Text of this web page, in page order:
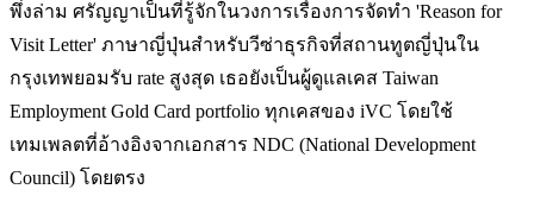
พึ่งล่าม ศรัญญาเป็นที่รู้จักในวงการเรื่องการจัดทำ 'Reason for
Visit Letter' ภาษาญี่ปุ่นสำหรับวีซ่าธุรกิจที่สถานทูตญี่ปุ่นใน
กรุงเทพยอมรับ rate สูงสุด เธอยังเป็นผู้ดูแลเคส Taiwan
Employment Gold Card portfolio ทุกเคสของ iVC โดยใช้
เทมเพลตที่อ้างอิงจากเอกสาร NDC (National Development
Council) โดยตรง